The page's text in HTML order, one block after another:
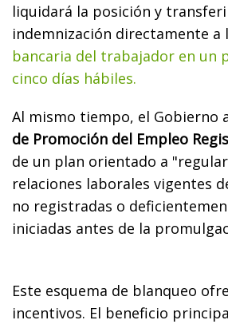
liquidará la posición y
indemnización directamente a
bancaria del trabajador en un
cinco días hábiles.
Al mismo tiempo, el Gobierno
de Promoción del Empleo
de un plan orientado a
relaciones laborales vigentes
no registradas o
iniciadas antes de la
Este esquema de blanqueo
incentivos. El beneficio